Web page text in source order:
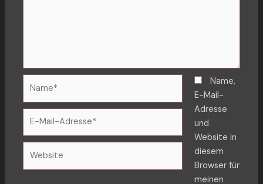
Adresse*
Name,
E-Mail-
Adresse
und
Website in
diesem
Browser für
meinen